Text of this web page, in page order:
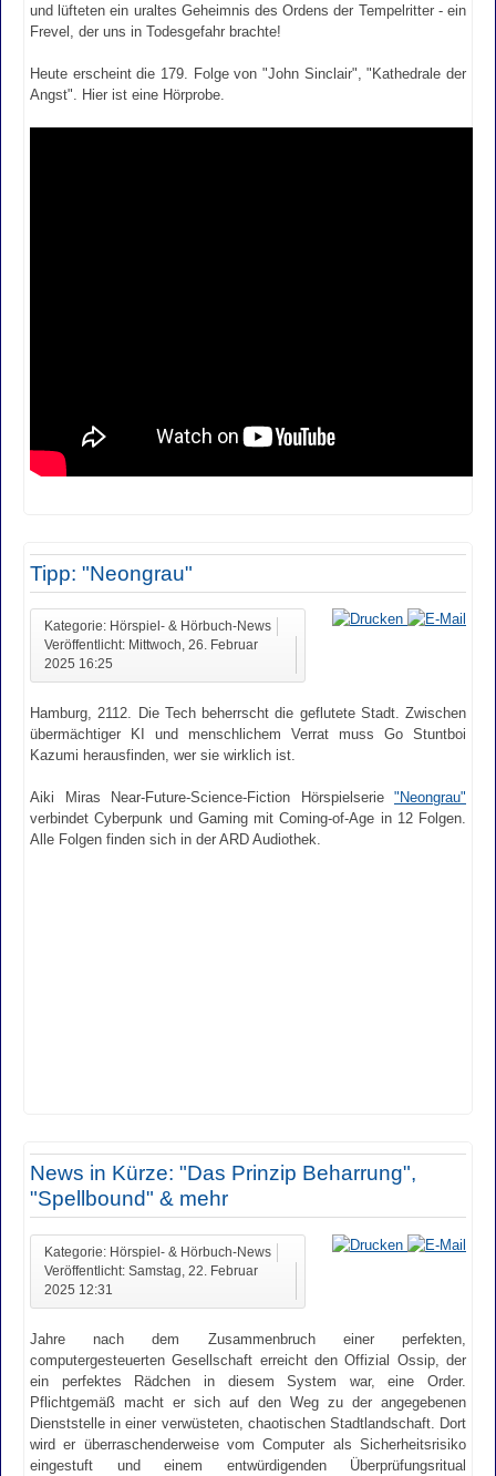
und lüfteten ein uraltes Geheimnis des Ordens der Tempelritter - ein
Frevel, der uns in Todesgefahr brachte!
Heute erscheint die 179. Folge von "John Sinclair", "Kathedrale der
Angst". Hier ist eine Hörprobe.
Tipp: "Neongrau"
Kategorie: Hörspiel- & Hörbuch-News
Veröffentlicht: Mittwoch, 26. Februar
2025 16:25
Hamburg, 2112. Die Tech beherrscht die geflutete Stadt. Zwischen
übermächtiger KI und menschlichem Verrat muss Go Stuntboi
Kazumi herausfinden, wer sie wirklich ist.
Aiki Miras Near-Future-Science-Fiction Hörspielserie "Neongrau"
verbindet Cyberpunk und Gaming mit Coming-of-Age in 12 Folgen.
Alle Folgen finden sich in der ARD Audiothek.
News in Kürze: "Das Prinzip Beharrung",
"Spellbound" & mehr
Kategorie: Hörspiel- & Hörbuch-News
Veröffentlicht: Samstag, 22. Februar
2025 12:31
Jahre nach dem Zusammenbruch einer perfekten,
computergesteuerten Gesellschaft erreicht den Offizial Ossip, der
ein perfektes Rädchen in diesem System war, eine Order.
Pflichtgemäß macht er sich auf den Weg zu der angegebenen
Dienststelle in einer verwüsteten, chaotischen Stadtlandschaft. Dort
wird er überraschenderweise vom Computer als Sicherheitsrisiko
eingestuft und einem entwürdigenden Überprüfungsritual